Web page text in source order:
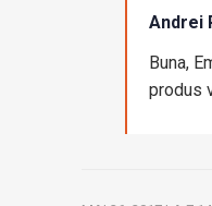
Andrei
Buna,
produs